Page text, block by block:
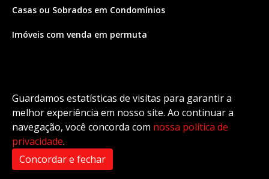
Guardamos estatísticas de visitas para garantir a
melhor experiência em nosso site. Ao continuar a
navegação, você concorda com nossa política de
privacidade.
Concordar e fechar
Casas ou Sobrados em Condomínios
Imóveis com venda em permuta
Casa com piscina
Apartamento com piscina
Condomínio fechado